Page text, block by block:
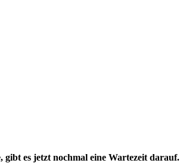
gibt es jetzt nochmal eine Wartezeit darauf.